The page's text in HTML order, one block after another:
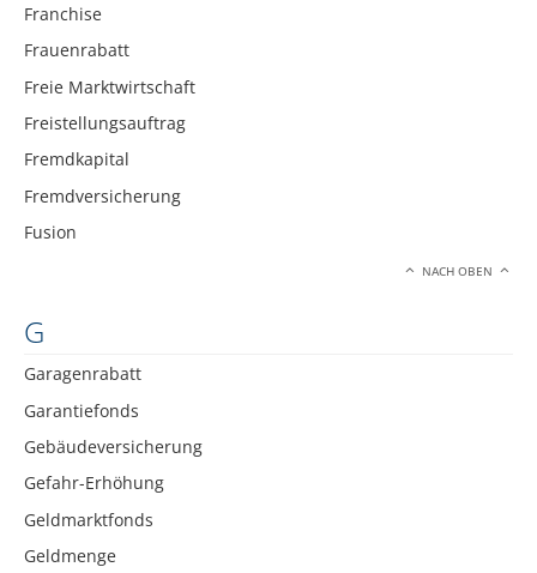
Franchise
Frauenrabatt
Freie Marktwirtschaft
Freistellungsauftrag
Fremdkapital
Fremdversicherung
Fusion
NACH OBEN
G
Garagenrabatt
Garantiefonds
Gebäudeversicherung
Gefahr-Erhöhung
Geldmarktfonds
Geldmenge